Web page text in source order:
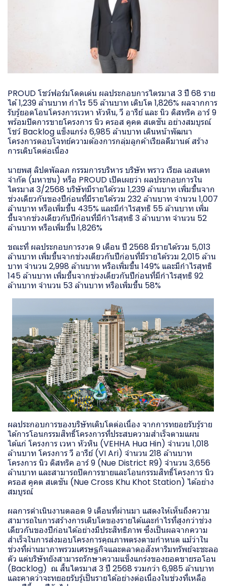
PROUD โชว์ฟอร์มโดดเด่น ผลประกอบการไตรมาส 3 ปี 68 ราย
ได้ 1,239 ล้านบาท กำไร 55 ล้านบาท เติบโต 1,826% ผลจากการ
รับรู้ยอดโอนโครงการเวหา หัวหิน, วี อารีย์ และ นิว ดิสทริค อาร์ 9
พร้อมปิดการขายโครงการ นิว ครอส คูคต สเตชัน อย่างสมบูรณ์
โชว์ Backlog แข็งแกร่ง 6,985 ล้านบาท เดินหน้าพัฒนา
โครงการตอบโจทย์ความต้องการกลุ่มลูกค้าเรียลดีมานด์ สร้าง
การเติบโตต่อเนื่อง
นายพสุ ลิปตพัลลภ กรรมการบริหาร บริษัท พราว เรียล เอสเตท
จำกัด (มหาชน) หรือ PROUD เปิดเผยว่า ผลประกอบการใน
ไตรมาส 3/2568 บริษัทมีรายได้รวม 1,239 ล้านบาท เพิ่มขึ้นจาก
ช่วงเดียวกันของปีก่อนที่มีรายได้รวม 232 ล้านบาท จำนวน 1,007
ล้านบาท หรือเพิ่มขึ้น 435% และมีกำไรสุทธิ 55 ล้านบาท เพิ่ม
ขึ้นจากช่วงเดียวกันปีก่อนที่มีกำไรสุทธิ 3 ล้านบาท จำนวน 52
ล้านบาท หรือเพิ่มขึ้น 1,826%
ขณะที่ ผลประกอบการงวด 9 เดือน ปี 2568 มีรายได้รวม 5,013
ล้านบาท เพิ่มขึ้นจากช่วงเดียวกันปีก่อนที่มีรายได้รวม 2,015 ล้าน
บาท จำนวน 2,998 ล้านบาท หรือเพิ่มขึ้น 149% และมีกำไรสุทธิ
145 ล้านบาท เพิ่มขึ้นจากช่วงเดียวกันปีก่อนที่มีกำไรสุทธิ 92
ล้านบาท จำนวน 53 ล้านบาท หรือเพิ่มขึ้น 58%
ผลประกอบการของบริษัทเติบโตต่อเนื่อง จากการทยอยรับรู้ราย
ได้การโอนกรรมสิทธิ์โครงการที่ประสบความสำเร็จตามแผน
ได้แก่ โครงการ เวหา หัวหิน (VEHHA Hua Hin) จำนวน 1,018
ล้านบาท โครงการ วี อารีย์ (VI Ari) จำนวน 218 ล้านบาท
โครงการ นิว ดิสทริค อาร์ 9 (Nue District R9) จำนวน 3,656
ล้านบาท และสามารถปิดการขายและโอนกรรมสิทธิ์โครงการ นิว
ครอส คูคต สเตชัน (Nue Cross Khu Khot Station) ได้อย่าง
สมบูรณ์
ผลการดำเนินงานตลอด 9 เดือนที่ผ่านมา แสดงให้เห็นถึงความ
สามารถในการสร้างการเติบโตของรายได้และกำไรที่สูงกว่าช่วง
เดียวกันของปีก่อนได้อย่างมีประสิทธิภาพ ซึ่งเป็นผลจากความ
สำเร็จในการส่งมอบโครงการคุณภาพตรงตามกำหนด แม้ว่าใน
ช่วงที่ผ่านมาภาพรวมเศรษฐกิจและตลาดอสังหาริมทรัพย์จะชะลอ
ตัว แต่บริษัทยังสามารถรักษาความแข็งแกร่งของยอดขายรอโอน
(Backlog) ณ สิ้นไตรมาส 3 ปี 2568 รวมกว่า 6,985 ล้านบาท
และคาดว่าจะทยอยรับรู้เป็นรายได้อย่างต่อเนื่องในช่วงที่เหลือ